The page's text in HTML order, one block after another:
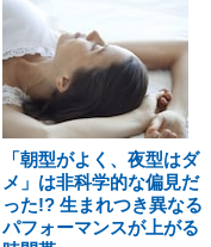
「朝型がよく、夜型はダ
メ」は非科学的な偏見だ
った!? 生まれつき異なる
パフォーマンスが上がる